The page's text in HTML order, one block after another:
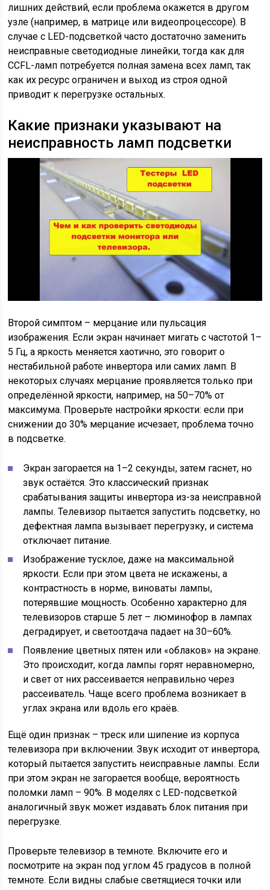
лишних действий, если проблема окажется в другом
узле (например, в матрице или видеопроцессоре). В
случае с LED-подсветкой часто достаточно заменить
неисправные светодиодные линейки, тогда как для
CCFL-ламп потребуется полная замена всех ламп, так
как их ресурс ограничен и выход из строя одной
приводит к перегрузке остальных.
Какие признаки указывают на
неисправность ламп подсветки
Второй симптом – мерцание или пульсация
изображения. Если экран начинает мигать с частотой 1–
5 Гц, а яркость меняется хаотично, это говорит о
нестабильной работе инвертора или самих ламп. В
некоторых случаях мерцание проявляется только при
определённой яркости, например, на 50–70% от
максимума. Проверьте настройки яркости: если при
снижении до 30% мерцание исчезает, проблема точно
в подсветке.
Экран загорается на 1–2 секунды, затем гаснет, но
звук остаётся. Это классический признак
срабатывания защиты инвертора из-за неисправной
лампы. Телевизор пытается запустить подсветку, но
дефектная лампа вызывает перегрузку, и система
отключает питание.
Изображение тусклое, даже на максимальной
яркости. Если при этом цвета не искажены, а
контрастность в норме, виноваты лампы,
потерявшие мощность. Особенно характерно для
телевизоров старше 5 лет – люминофор в лампах
деградирует, и светоотдача падает на 30–60%.
Появление цветных пятен или «облаков» на экране.
Это происходит, когда лампы горят неравномерно,
и свет от них рассеивается неправильно через
рассеиватель. Чаще всего проблема возникает в
углах экрана или вдоль его краёв.
Ещё один признак – треск или шипение из корпуса
телевизора при включении. Звук исходит от инвертора,
который пытается запустить неисправные лампы. Если
при этом экран не загорается вообще, вероятность
поломки ламп – 90%. В моделях с LED-подсветкой
аналогичный звук может издавать блок питания при
перегрузке.
Проверьте телевизор в темноте. Включите его и
посмотрите на экран под углом 45 градусов в полной
темноте. Если видны слабые светящиеся точки или